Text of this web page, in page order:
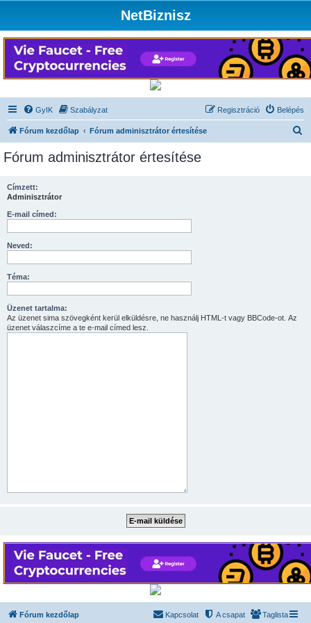
NetBiznisz
GyIK Szabályzat Belépés
Regisztráció
Fórum kezdőlap Fórum adminisztrátor értesítése
Fórum adminisztrátor értesítése
Címzett:
Adminisztrátor
E-mail címed:
Neved:
Téma:
Üzenet tartalma:
Az üzenet sima szövegként kerül elküldésre, ne használj HTML-t vagy BBCode-ot. Az
üzenet válaszcíme a te e-mail címed lesz.
Fórum kezdőlap Taglista
A csapat
Kapcsolat